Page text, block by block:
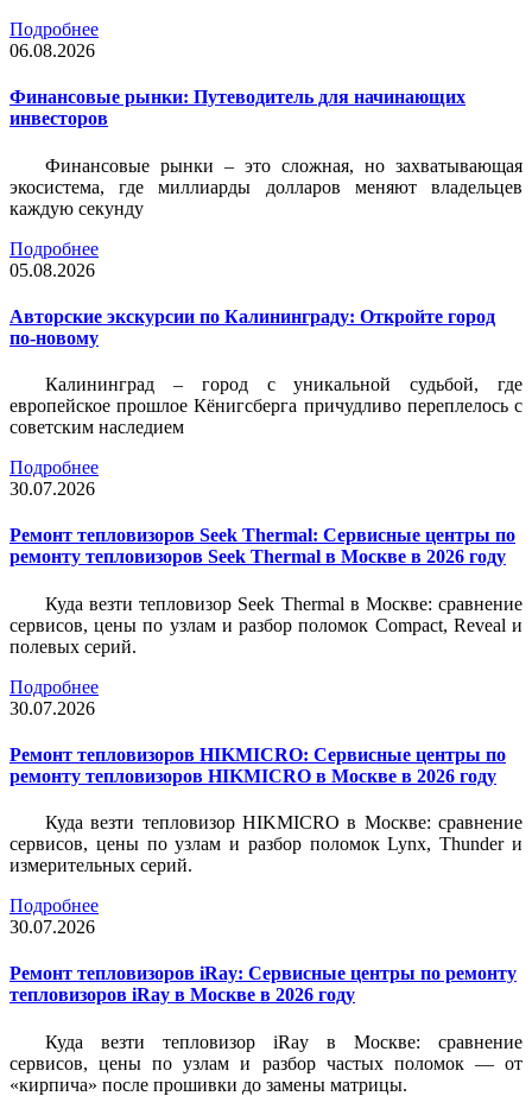
Подробнее
06.08.2026
Финансовые рынки: Путеводитель для начинающих
инвесторов
Финансовые рынки – это сложная, но захватывающая
экосистема, где миллиарды долларов меняют владельцев
каждую секунду
Подробнее
05.08.2026
Авторские экскурсии по Калининграду: Откройте город
по-новому
Калининград – город с уникальной судьбой, где
европейское прошлое Кёнигсберга причудливо переплелось с
советским наследием
Подробнее
30.07.2026
Ремонт тепловизоров Seek Thermal: Сервисные центры по
ремонту тепловизоров Seek Thermal в Москве в 2026 году
Куда везти тепловизор Seek Thermal в Москве: сравнение
сервисов, цены по узлам и разбор поломок Compact, Reveal и
полевых серий.
Подробнее
30.07.2026
Ремонт тепловизоров HIKMICRO: Сервисные центры по
ремонту тепловизоров HIKMICRO в Москве в 2026 году
Куда везти тепловизор HIKMICRO в Москве: сравнение
сервисов, цены по узлам и разбор поломок Lynx, Thunder и
измерительных серий.
Подробнее
30.07.2026
Ремонт тепловизоров iRay: Сервисные центры по ремонту
тепловизоров iRay в Москве в 2026 году
Куда везти тепловизор iRay в Москве: сравнение
сервисов, цены по узлам и разбор частых поломок — от
«кирпича» после прошивки до замены матрицы.